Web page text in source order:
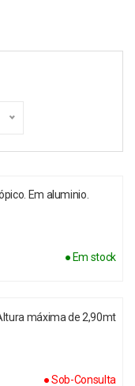
● Em stock
● Sob-Consulta